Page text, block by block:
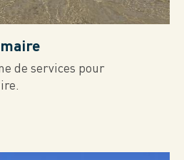
de services pour